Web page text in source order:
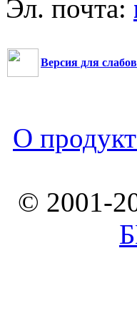
Эл. почта:
Версия для
О
© 2001-